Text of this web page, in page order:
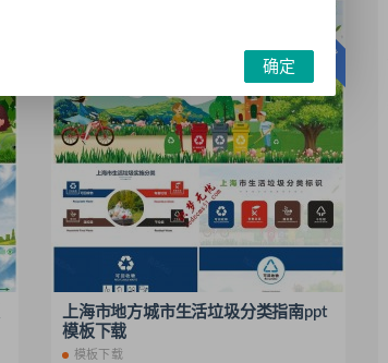
体验VIP免费
上海市地方城市生活垃圾分类指南ppt
模板下载
模板下载
确定